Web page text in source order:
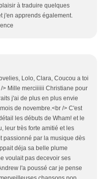
à traduire quelques
j'en apprends également.
Lolo, Clara, Coucou a toi
> Mille merciiiiii Christiane pour
j'ai de plus en plus envie
de novembre.<br /> C'est
les débuts de Wham! et le
leur très forte amitié et les
passionné par la musique dès
déja sa belle plume
voulait pas decevoir ses
l'a poussé car je pense